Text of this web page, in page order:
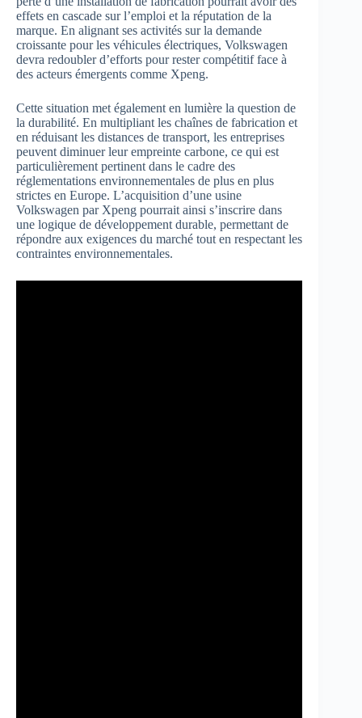
effets en cascade sur l’emploi et la réputation de la
marque. En alignant ses activités sur la demande
croissante pour les véhicules électriques, Volkswagen
devra redoubler d’efforts pour rester compétitif face à
des acteurs émergents comme Xpeng.
Cette situation met également en lumière la question de
la durabilité. En multipliant les chaînes de fabrication et
en réduisant les distances de transport, les entreprises
peuvent diminuer leur empreinte carbone, ce qui est
particulièrement pertinent dans le cadre des
réglementations environnementales de plus en plus
strictes en Europe. L’acquisition d’une usine
Volkswagen par Xpeng pourrait ainsi s’inscrire dans
une logique de développement durable, permettant de
répondre aux exigences du marché tout en respectant les
contraintes environnementales.